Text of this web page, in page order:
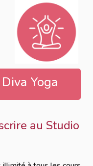
Yoga
au Studio